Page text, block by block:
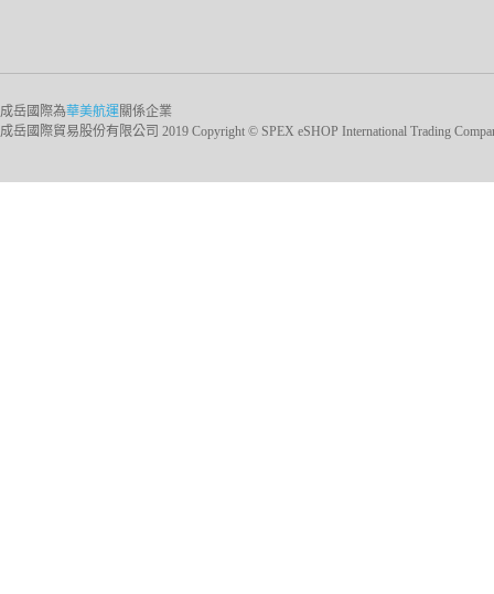
成岳國際為華美航運關係企業
成岳國際貿易股份有限公司 2019 Copyright © SPEX eSHOP International Trading